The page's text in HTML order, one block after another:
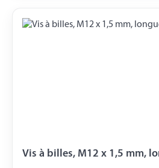
Vis à billes, M12 x 1,5 mm,